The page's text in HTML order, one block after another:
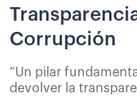
Corrupción
“Un pilar
devolver la